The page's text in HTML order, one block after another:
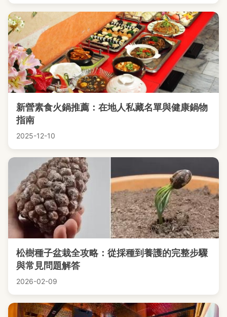
新營素食火鍋推薦：在地人私藏名單與健康鍋物
指南
2025-12-10
松樹種子盆栽全攻略：從採種到養護的完整步驟
與常見問題解答
2026-02-09